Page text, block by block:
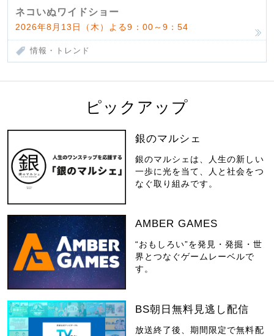
ネコいぬワイドショー
2026年8月13日（木）よる9：00～9：54
情報・トレンド
ピックアップ
銀のマルシェ
銀のマルシェは、人生の新しい
一歩に光を当て、人と社会をつ
なぐ取り組みです。
AMBER GAMES
“おもしろい”を発見・発掘・世
界とつなぐゲームレーベルで
す。
BS朝日無料見逃し配信
放送終了後、期間限定で無料配